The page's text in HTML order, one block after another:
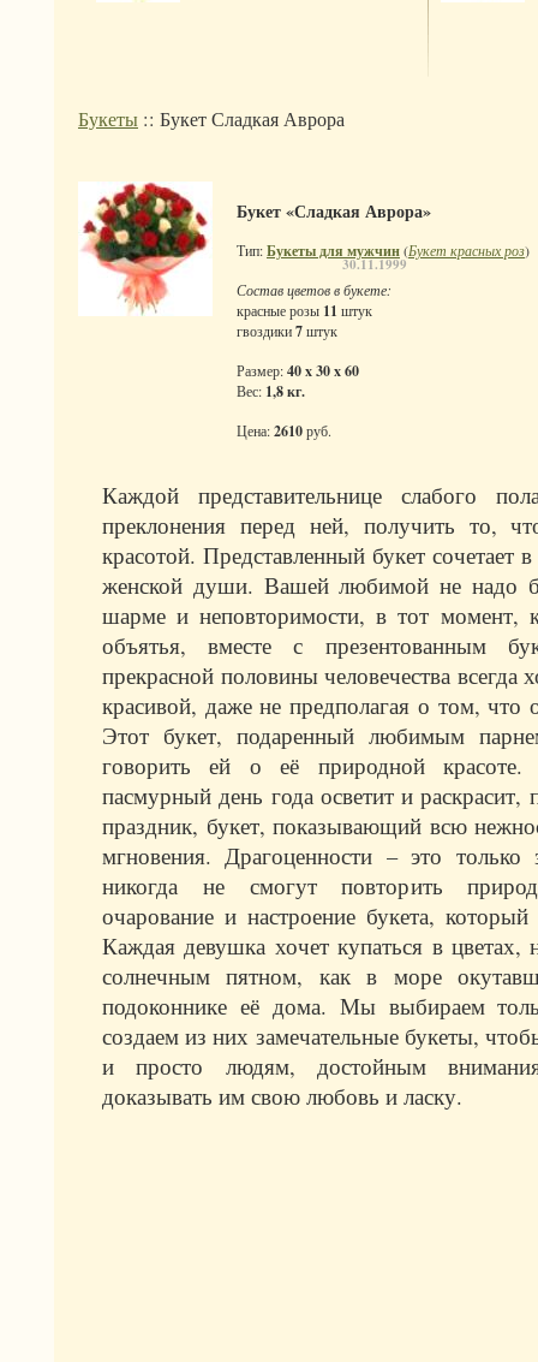
Букеты :: Букет Сладкая Аврора
30.11.1999
Букет «Сладкая Аврора»
Тип:Букеты для мужчин(Букет красных роз)
Состав цветов в букете:
красные розы 11 штук
гвоздики7штук
Размер:40 x 30 x 60
Вес: 1,8 кг.
Цена:2610руб.
Каждой представительнице слабого
преклонения перед ней, получить то,
красотой. Представленный букет
женской души. Вашей любимой не надо
шарме и неповторимости, в тот момент,
объятья, вместе с презентованным
прекрасной половины человечества всегда
красивой, даже не предполагая о том, что
Этот букет, подаренный любимым
говорить ей о её природной
пасмурный день года осветит и
праздник, букет, показывающий всю
мгновения. Драгоценности – это
никогда не смогут повторить
очарование и настроение букета,
Каждая девушка хочет купаться в цветах,
солнечным пятном, как в море
подоконнике её дома. Мы выбираем
создаем из них замечательные букеты,
и просто людям, достойным
доказывать им свою любовь и ласку.